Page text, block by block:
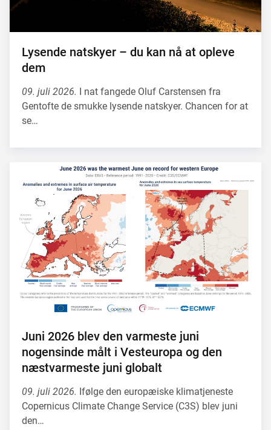
Lysende natskyer – du kan nå at opleve
dem
09. juli 2026. I nat fangede Oluf Carstensen fra
Gentofte de smukke lysende natskyer. Chancen for at
se…
Juni 2026 blev den varmeste juni
nogensinde målt i Vesteuropa og den
næstvarmeste juni globalt
09. juli 2026. Ifølge den europæiske klimatjeneste
Copernicus Climate Change Service (C3S) blev juni
den…